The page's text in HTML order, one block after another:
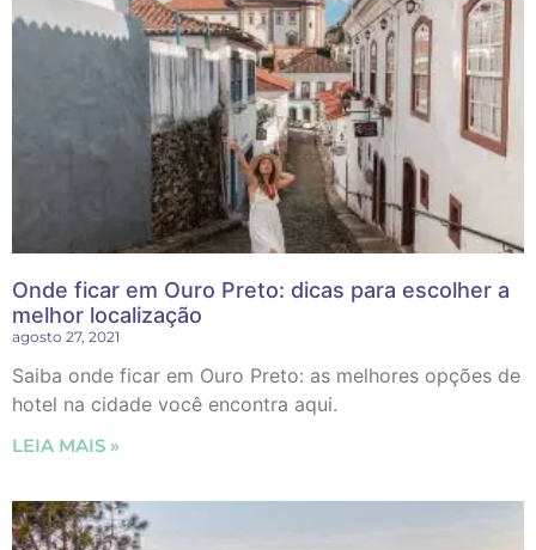
Onde ficar em Ouro Preto: dicas para escolher a
melhor localização
agosto 27, 2021
Saiba onde ficar em Ouro Preto: as melhores opções de
hotel na cidade você encontra aqui.
LEIA MAIS »